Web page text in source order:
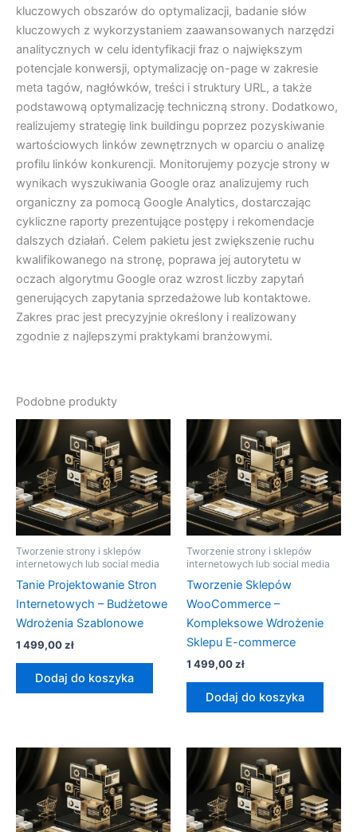
kluczowych obszarów do optymalizacji, badanie słów
kluczowych z wykorzystaniem zaawansowanych narzędzi
analitycznych w celu identyfikacji fraz o największym
potencjale konwersji, optymalizację on-page w zakresie
meta tagów, nagłówków, treści i struktury URL, a także
podstawową optymalizację techniczną strony. Dodatkowo,
realizujemy strategię link buildingu poprzez pozyskiwanie
wartościowych linków zewnętrznych w oparciu o analizę
profilu linków konkurencji. Monitorujemy pozycje strony w
wynikach wyszukiwania Google oraz analizujemy ruch
organiczny za pomocą Google Analytics, dostarczając
cykliczne raporty prezentujące postępy i rekomendacje
dalszych działań. Celem pakietu jest zwiększenie ruchu
kwalifikowanego na stronę, poprawa jej autorytetu w
oczach algorytmu Google oraz wzrost liczby zapytań
generujących zapytania sprzedażowe lub kontaktowe.
Zakres prac jest precyzyjnie określony i realizowany
zgodnie z najlepszymi praktykami branżowymi.
Podobne produkty
Tworzenie strony i sklepów
internetowych lub social media
Tanie Projektowanie Stron
Internetowych – Budżetowe
Wdrożenia Szablonowe
1 499,00zł
Dodaj do koszyka
Tworzenie strony i sklepów
internetowych lub social media
Tworzenie Sklepów
WooCommerce –
Kompleksowe Wdrożenie
Sklepu E-commerce
1 499,00zł
Dodaj do koszyka